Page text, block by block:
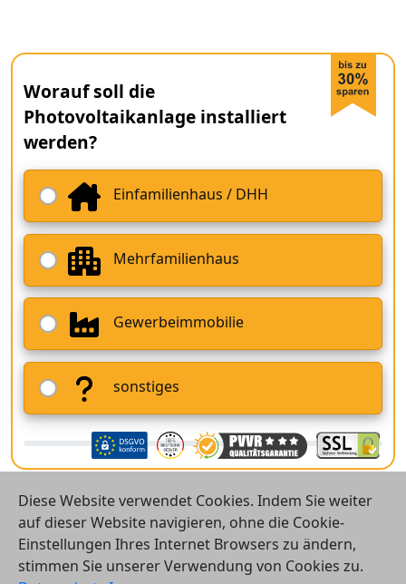
Worauf soll die
Photovoltaikanlage installiert
werden?
Einfamilienhaus / DHH
Mehrfamilienhaus
Gewerbeimmobilie
sonstiges
© 2026 Vergleichsrechner24 GmbH
Diese Website verwendet Cookies. Indem Sie weiter
auf dieser Website navigieren, ohne die Cookie-
Einstellungen Ihres Internet Browsers zu ändern,
stimmen Sie unserer Verwendung von Cookies zu.